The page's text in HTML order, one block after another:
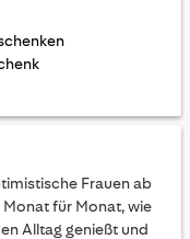
Frauen ab
für Monat, wie
Alltag genießt und